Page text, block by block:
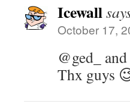
Icewall
October 17,
@ged_
Thx guys